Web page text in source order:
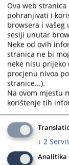
Ova web
pohranjivati i
browsera i vašeg
sesiji unutar
Neke od ovih
stranica ne bi
neke nisu prijeko
procjenu nivoa
stranice...).
Na ovom mjestu
korištenje tih
↓ 2
Analitika